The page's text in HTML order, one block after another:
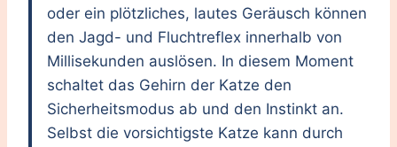
oder ein plötzliches, lautes Geräusch können
den Jagd- und Fluchtreflex innerhalb von
Millisekunden auslösen. In diesem Moment
schaltet das Gehirn der Katze den
Sicherheitsmodus ab und den Instinkt an.
Selbst die vorsichtigste Katze kann durch